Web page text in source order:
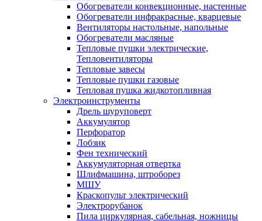
Обогреватели конвекционные, настенные
Обогреватели инфракрасные, кварцевые
Вентиляторы настольные, напольные
Обогреватели масляные
Тепловые пушки электрические,
Тепловентиляторы
Тепловые завесы
Тепловые пушки газовые
Тепловая пушка жидкотопливная
Электроинструменты
Дрель шуруповерт
Аккумулятор
Перфоратор
Лобзик
Фен технический
Аккумуляторная отвертка
Шлифмашина, штроборез
МШУ
Краскопульт электрический
Электрорубанок
Пила циркулярная, сабельная, ножницы